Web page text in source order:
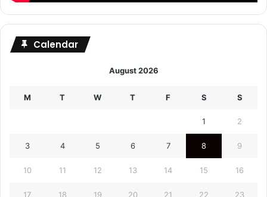
Calendar
August 2026
M T W T F S S
1 2
3 4 5 6 7 8 9
10 11 12 13 14 15 16
17 18 19 20 21 22 23